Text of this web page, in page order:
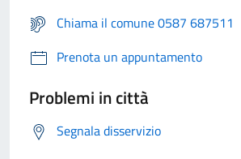
Chiama il comune 0587 687511
Prenota un appuntamento
Problemi in città
Segnala disservizio